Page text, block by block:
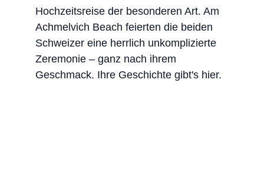
Hochzeitsreise der besonderen Art. Am
Achmelvich Beach feierten die beiden
Schweizer eine herrlich unkomplizierte
Zeremonie – ganz nach ihrem
Geschmack. Ihre Geschichte gibt's hier.